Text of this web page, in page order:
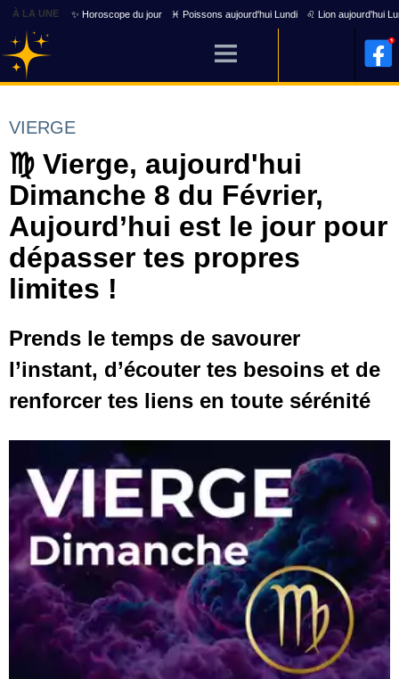
À LA UNE ✨ Horoscope du jour ♓ Poissons aujourd'hui Lundi ♌ Lion aujourd'hui
VIERGE
♍ Vierge, aujourd'hui
Dimanche 8 du Février,
Aujourd’hui est le jour pour
dépasser tes propres
limites !
Prends le temps de savourer
l’instant, d’écouter tes besoins et de
renforcer tes liens en toute sérénité